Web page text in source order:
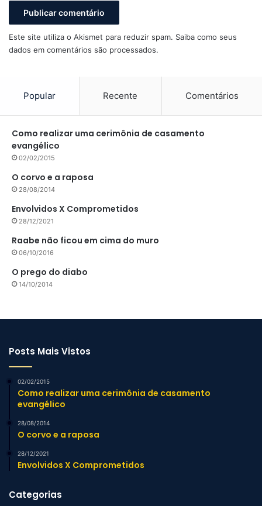
Este site utiliza o Akismet para reduzir spam. Saiba como seus
dados em comentários são processados.
Popular Recente Comentários
Como realizar uma cerimônia de casamento
evangélico
02/02/2015
O corvo e a raposa
28/08/2014
Envolvidos X Comprometidos
28/12/2021
Raabe não ficou em cima do muro
06/10/2016
O prego do diabo
14/10/2014
Posts Mais Vistos
02/02/2015
Como realizar uma cerimônia de casamento
evangélico
28/08/2014
O corvo e a raposa
28/12/2021
Envolvidos X Comprometidos
Categorias